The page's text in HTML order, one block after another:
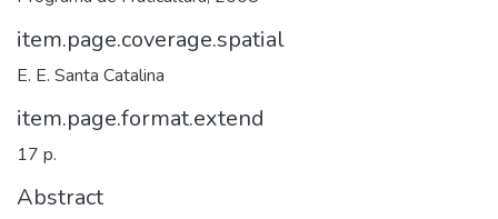
item.page.coverage.spatial
E. E. Santa Catalina
item.page.format.extend
17 p.
Abstract